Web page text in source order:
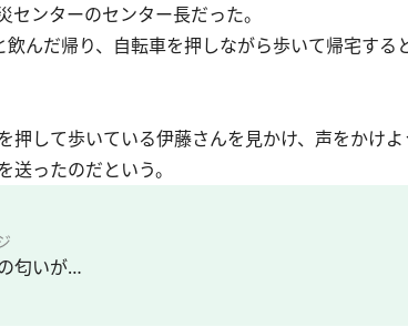
ンターのセンター長だった。
んだ帰り、自転車を押しながら歩いて帰宅する
して歩いている伊藤さんを見かけ、声をかけよ
ったのだという。
匂いが…